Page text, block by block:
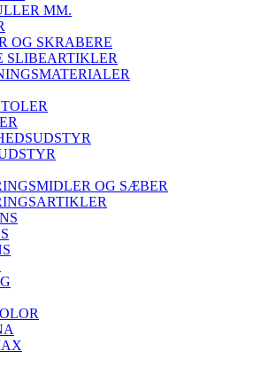
MM.
OG SKRABERE
SLIBEARTIKLER
OG SÆBER